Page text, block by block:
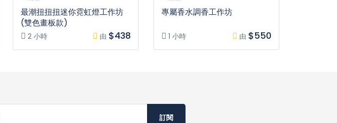
最潮扭扭扭迷你霓虹燈工作坊
(雙色畫板款)
2 小時 由 $438
專屬香水調香工作坊
1 小時 由 $550
訂閱